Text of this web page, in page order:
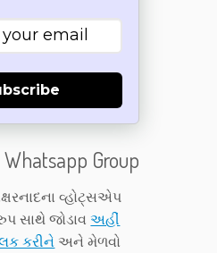
Group
વ્હોટ્સએપ
સાથે જોડાવઅહીં
કરીને અને મેળવો